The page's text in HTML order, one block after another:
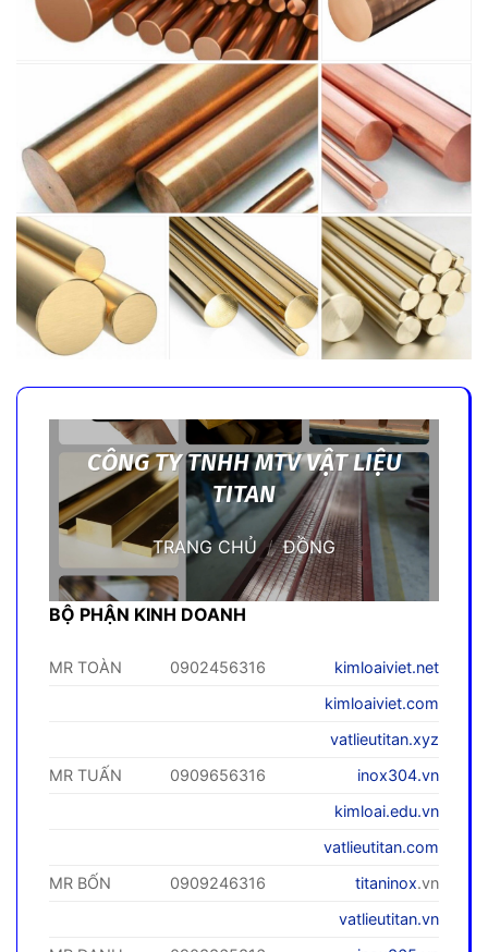
CÔNG TY TNHH MTV VẬT LIỆU
TITAN
TRANG CHỦ / ĐỒNG
BỘ PHẬN KINH DOANH
MR TOÀN 0902456316
kimloaiviet.net
kimloaiviet.com
vatlieutitan.xyz
MR TUẤN
0909656316
inox304.vn
kimloai.edu.vn
vatlieutitan.com
MR BỐN
0909246316 titaninox.vn
vatlieutitan.vn